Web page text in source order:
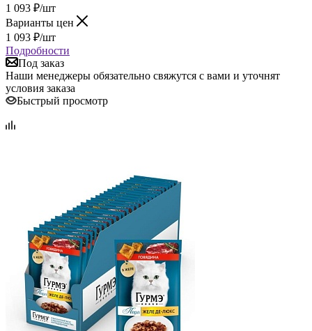
1 093 ₽/шт
Варианты цен
1 093 ₽/шт
Подробности
Под заказ
Наши менеджеры обязательно свяжутся с вами и уточнят
условия заказа
Быстрый просмотр